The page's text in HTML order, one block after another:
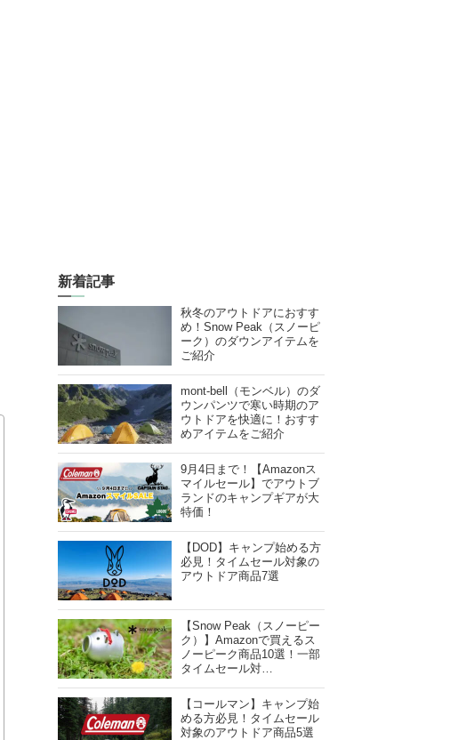
新着記事
秋冬のアウトドアにおすす
め！Snow Peak（スノーピ
ーク）のダウンアイテムを
ご紹介
mont-bell（モンベル）のダ
ウンパンツで寒い時期のア
ウトドアを快適に！おすす
めアイテムをご紹介
9月4日まで！【Amazonス
マイルセール】でアウトブ
ランドのキャンプギアが大
特価！
【DOD】キャンプ始める方
必見！タイムセール対象の
アウトドア商品7選
【Snow Peak（スノーピー
ク）】Amazonで買えるス
ノーピーク商品10選！一部
タイムセール対…
【コールマン】キャンプ始
める方必見！タイムセール
対象のアウトドア商品5選